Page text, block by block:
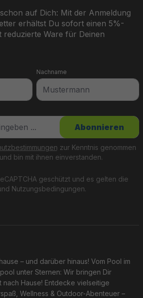
auf Dich: Mit der Anmeldung
erhältst Du sofort einen 5%-
reduzierte Ware für Deinen
Nachname
geschützt und es gelten die
Nutzungsbedingungen.
zur Kenntnis genommen
bin mit ihnen einverstanden.
Abonnieren
– und darüber hinaus! Vom Pool im
unter Sternen: Wir bringen Dir
Hause! Entdecke vielseitige
Wellness & Outdoor-Abenteuer –